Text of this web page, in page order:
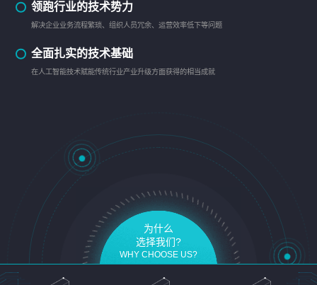
领跑行业的技术势力
解决企业业务流程繁琐、组织人员冗余、运营效率低下等问题
全面扎实的技术基础
在人工智能技术赋能传统行业产业升级方面获得的相当成就
为什么
选择我们?
WHY CHOOSE US?